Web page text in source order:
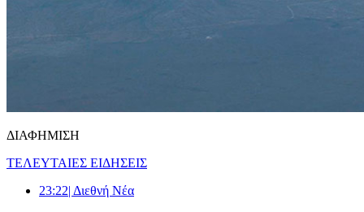
ΔΙΑΦΗΜΙΣΗ
ΤΕΛΕΥΤΑΙΕΣ ΕΙΔΗΣΕΙΣ
23:22| Διεθνή Νέα